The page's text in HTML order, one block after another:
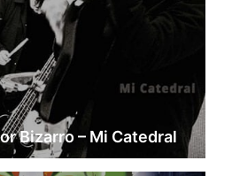
Bizarro – Mi Catedral